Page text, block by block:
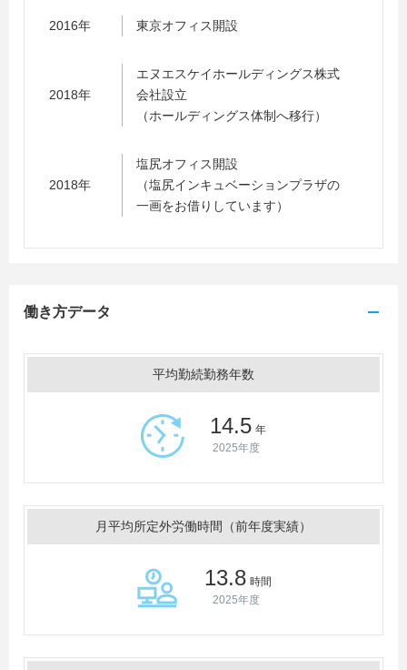
2016年 東京オフィス開設
2018年
エヌエスケイホールディングス株式
会社設立
（ホールディングス体制へ移行）
2018年
塩尻オフィス開設
（塩尻インキュベーションプラザの
一画をお借りしています）
働き方データ
平均勤続勤務年数
14.5 年
2025年度
月平均所定外労働時間（前年度実績）
13.8 時間
2025年度